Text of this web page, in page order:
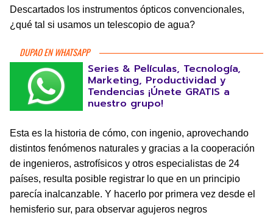
Descartados los instrumentos ópticos convencionales,
¿qué tal si usamos un telescopio de agua?
DUPAO EN WHATSAPP
Series & Películas, Tecnología,
Marketing, Productividad y
Tendencias ¡Únete GRATIS a
nuestro grupo!
Esta es la historia de cómo, con ingenio, aprovechando
distintos fenómenos naturales y gracias a la cooperación
de ingenieros, astrofísicos y otros especialistas de 24
países, resulta posible registrar lo que en un principio
parecía inalcanzable. Y hacerlo por primera vez desde el
hemisferio sur, para observar agujeros negros